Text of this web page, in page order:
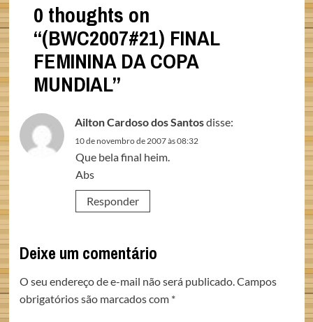
0 thoughts on
“(BWC2007#21) FINAL
FEMININA DA COPA
MUNDIAL”
Ailton Cardoso dos Santosdisse:
10 de novembro de 2007 às 08:32
Que bela final heim.
Abs
Responder
Deixe um comentário
O seu endereço de e-mail não será publicado.Campos
obrigatórios são marcados com *